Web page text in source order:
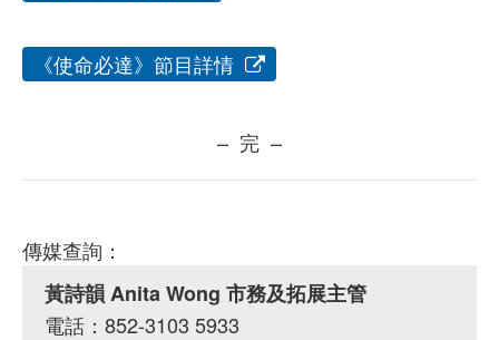
《使命必達》節目詳情
– 完 –
傳媒查詢：
黃詩韻 Anita Wong 市務及拓展主管
電話：852-3103 5933